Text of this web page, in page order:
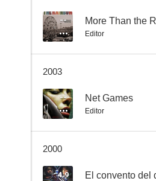
-- More Than the
Editor
2003
-- Net Games
Editor
2000
4.9 El convento del